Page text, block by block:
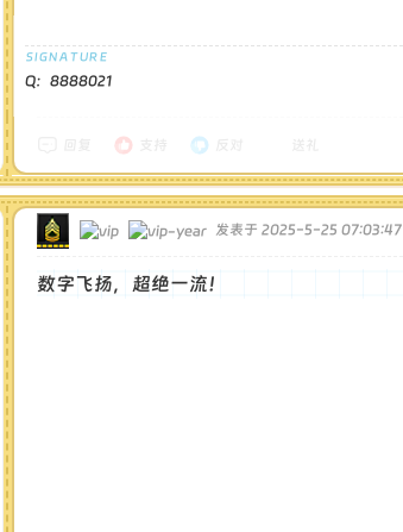
Q：8888021
发表于 2025-5-25 07:03:47
数字飞扬，超绝一流！